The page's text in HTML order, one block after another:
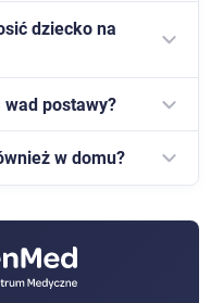
oceniona przez
można
dziecko na
tym większa
reagować już w
postawy?
stopnia wady. Zwykle
wymagający
w domu?
efektów.